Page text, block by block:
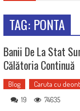
TAG: PONTA
Banii De La Stat
Călătoria Continuă
Blog Caruta cu
19 74635